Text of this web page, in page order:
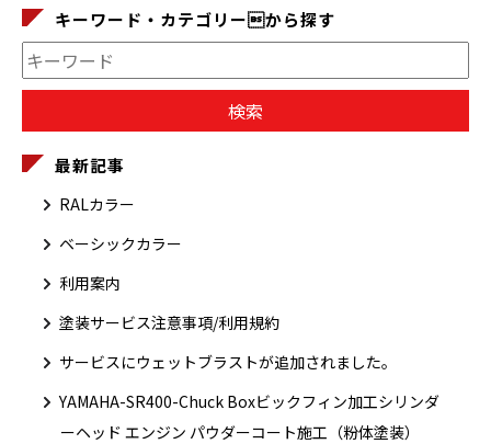
キーワード・カテゴリーから探す
最新記事
RALカラー
ベーシックカラー
利用案内
塗装サービス注意事項/利用規約
サービスにウェットブラストが追加されました。
YAMAHA-SR400-Chuck Boxビックフィン加工シリンダ
ーヘッド エンジン パウダーコート施工（粉体塗装）